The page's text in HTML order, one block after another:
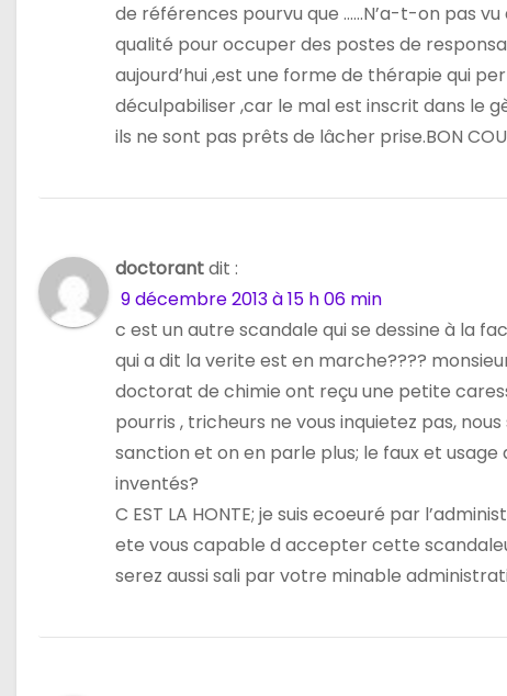
de références pourvu que ……N’a-t-on pas vu
qualité pour occuper des postes de
aujourd’hui ,est une forme de thérapie qui
déculpabiliser ,car le mal est inscrit dans le
ils ne sont pas prêts de lâcher prise.BON
doctorantdit :
9 décembre 2013 à 15 h 06 min
c est un autre scandale qui se dessine à la fac
qui a dit la verite est en marche????
doctorat de chimie ont reçu une petite
pourris , tricheurs ne vous inquietez pas,
sanction et on en parle plus; le faux et usage
inventés?
C EST LA HONTE; je suis ecoeuré par
ete vous capable d accepter cette
serez aussi sali par votre minable